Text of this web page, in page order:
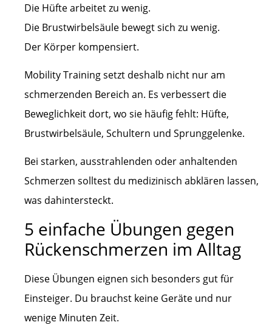
Die Hüfte arbeitet zu wenig.
Die Brustwirbelsäule bewegt sich zu wenig.
Der Körper kompensiert.
Mobility Training setzt deshalb nicht nur am
schmerzenden Bereich an. Es verbessert die
Beweglichkeit dort, wo sie häufig fehlt: Hüfte,
Brustwirbelsäule, Schultern und Sprunggelenke.
Bei starken, ausstrahlenden oder anhaltenden
Schmerzen solltest du medizinisch abklären lassen,
was dahintersteckt.
5 einfache Übungen gegen
Rückenschmerzen im Alltag
Diese Übungen eignen sich besonders gut für
Einsteiger. Du brauchst keine Geräte und nur
wenige Minuten Zeit.